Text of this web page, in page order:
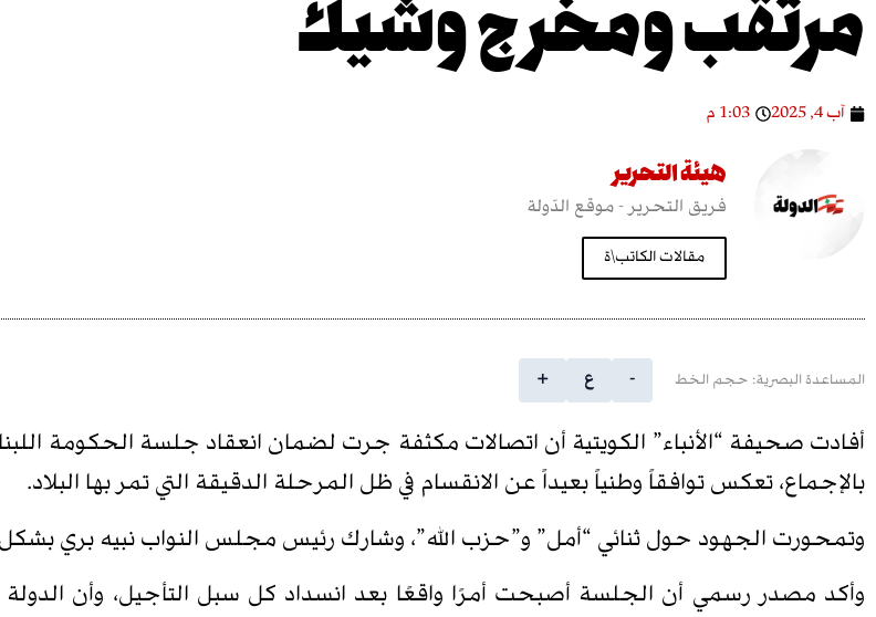
مرتقب ومخرج وشيك
آب 4, 2025 1:03 م
هيئة التحرير
فريق التحرير - موقع الدّولة
مقالات الكاتب\ة
المساعدة البصرية: حجم الخط - ع +
أفادت صحيفة “الأنباء” الكويتية أن اتصالات مكثفة جرت لضمان انعقاد جلسة الحكومة
بالإجماع، تعكس توافقاً وطنياً بعيداً عن الانقسام في ظل المرحلة الدقيقة التي تمر بها البلاد.
وتمحورت الجهود حول ثنائي “أمل” و”حزب الله”، وشارك رئيس مجلس النواب نبيه بري
وأكد مصدر رسمي أن الجلسة أصبحت أمرًا واقعًا بعد انسداد كل سبل التأجيل، وأن